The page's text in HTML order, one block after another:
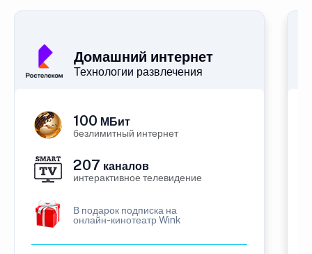
Домашний интернет
Технологии развлечения
100 МБит
безлимитный интернет
207 каналов
интерактивное телевидение
В подарок подписка на
онлайн-кинотеатр Wink